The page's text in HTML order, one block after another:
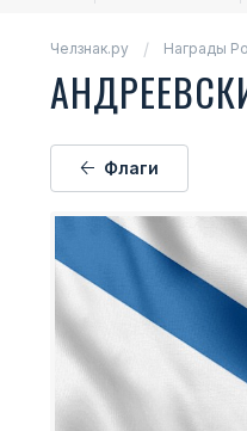
Челзнак.ру Награды
Флаги